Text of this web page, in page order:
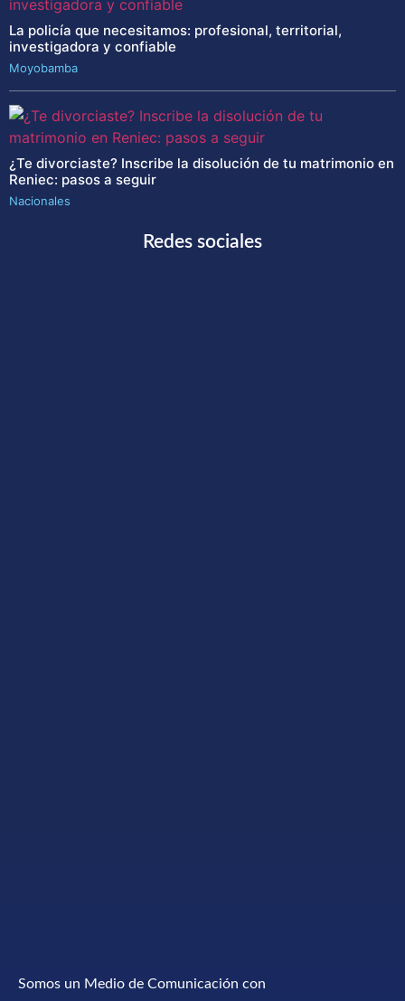
La policía que necesitamos: profesional, territorial,
investigadora y confiable
Moyobamba
¿Te divorciaste? Inscribe la disolución de tu matrimonio en
Reniec: pasos a seguir
Nacionales
Redes sociales
Somos un Medio de Comunicación con